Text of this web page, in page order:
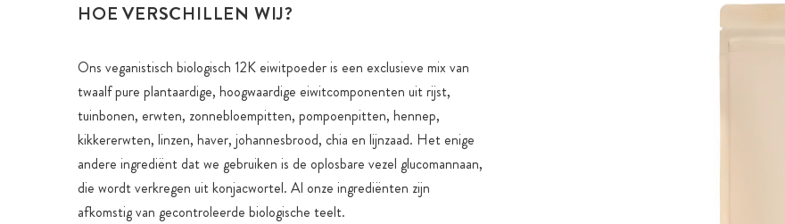
HOE VERSCHILLEN WIJ?
Ons veganistisch biologisch 12K eiwitpoeder is een exclusieve mix van
twaalf pure plantaardige, hoogwaardige eiwitcomponenten uit rijst,
tuinbonen, erwten, zonnebloempitten, pompoenpitten, hennep,
kikkererwten, linzen, haver, johannesbrood, chia en lijnzaad. Het enige
andere ingrediënt dat we gebruiken is de oplosbare vezel glucomannaan,
die wordt verkregen uit konjacwortel. Al onze ingrediënten zijn
afkomstig van gecontroleerde biologische teelt.